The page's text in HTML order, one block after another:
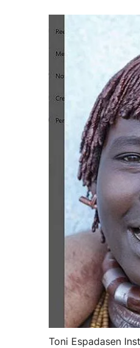
Toni Espadasen